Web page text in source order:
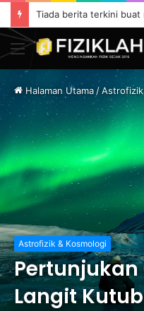
Tiada berita terkini buat
Menu
Halaman Utama /Astrofizik
Astrofizik & Kosmologi
Langit Kutub